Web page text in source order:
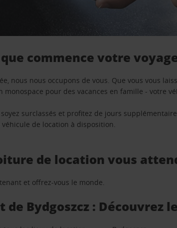
que commence votre
nous nous occupons de vous. Que vous vous
monospace pour des vacances en famille - votre
soyez surclassés et profitez de jours
de location à disposition.
de location vous
et offrez-vous le monde.
de Bydgoszcz :